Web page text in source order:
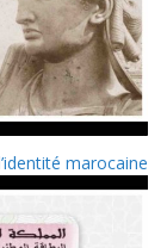
marocaine